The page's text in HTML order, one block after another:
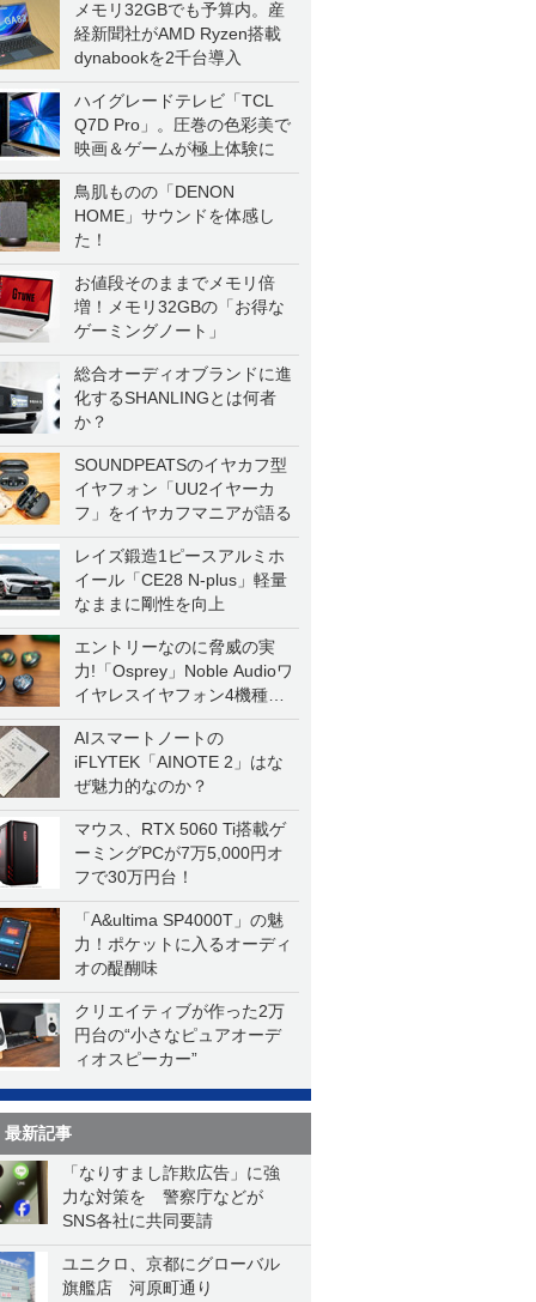
メモリ32GBでも予算内。産
経新聞社がAMD Ryzen搭載
dynabookを2千台導入
ハイグレードテレビ「TCL
Q7D Pro」。圧巻の色彩美で
映画＆ゲームが極上体験に
鳥肌ものの「DENON
HOME」サウンドを体感し
た！
お値段そのままでメモリ倍
増！メモリ32GBの「お得な
ゲーミングノート」
総合オーディオブランドに進
化するSHANLINGとは何者
か？
SOUNDPEATSのイヤカフ型
イヤフォン「UU2イヤーカ
フ」をイヤカフマニアが語る
レイズ鍛造1ピースアルミホ
イール「CE28 N-plus」軽量
なままに剛性を向上
エントリーなのに脅威の実
力!「Osprey」Noble Audioワ
イヤレスイヤフォン4機種を
一気に聴く
AIスマートノートの
iFLYTEK「AINOTE 2」はな
ぜ魅力的なのか？
マウス、RTX 5060 Ti搭載ゲ
ーミングPCが7万5,000円オ
フで30万円台！
「A&ultima SP4000T」の魅
力！ポケットに入るオーディ
オの醍醐味
クリエイティブが作った2万
円台の“小さなピュアオーデ
ィオスピーカー”
最新記事
「なりすまし詐欺広告」に強
力な対策を 警察庁などが
SNS各社に共同要請
ユニクロ、京都にグローバル
旗艦店 河原町通り